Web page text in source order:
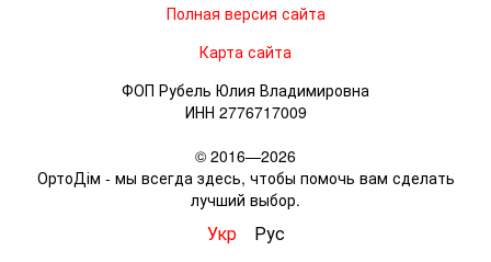
Полная версия сайта
Карта сайта
ФОП Рубель Юлия Владимировна
ИНН 2776717009
© 2016—2026
ОртоДім - мы всегда здесь, чтобы помочь вам сделать
лучший выбор.
Укр Рус